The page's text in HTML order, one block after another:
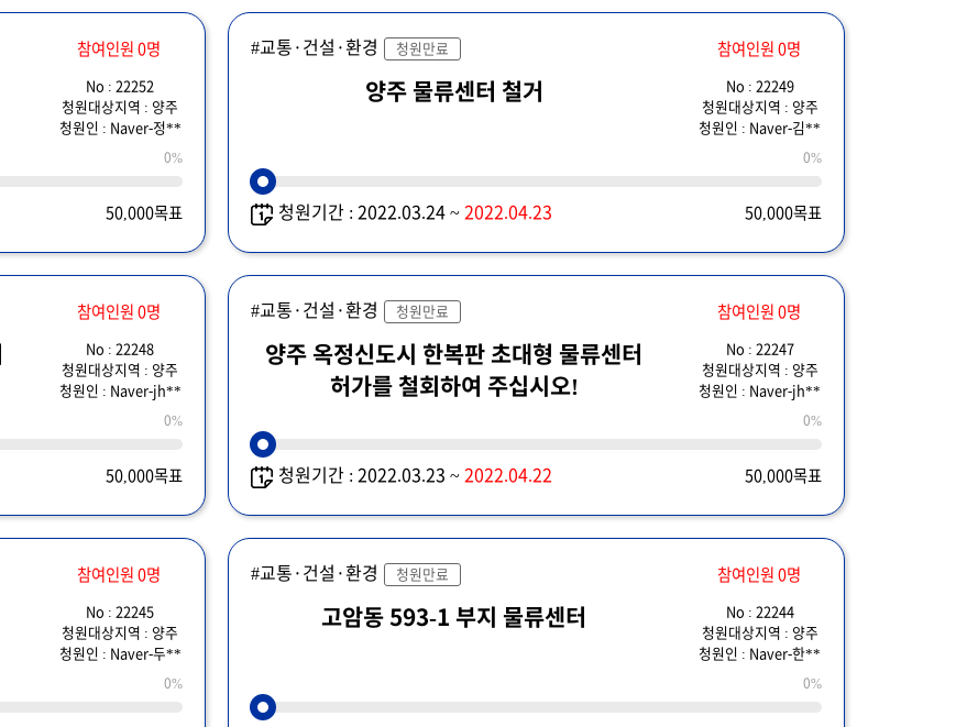
참여인원 0명
No : 22252
청원대상지역 : 양주
청원인 : Naver-정**
0%
50,000목표
#교통·건설·환경 청원만료 참여인원 0명
양주 물류센터 철거
No : 22249
청원대상지역 : 양주
청원인 : Naver-김**
0%
청원기간 : 2022.03.24 ~ 2022.04.23 50,000목표
참여인원 0명
No : 22248
청원대상지역 : 양주
청원인 : Naver-jh**
0%
50,000목표
#교통·건설·환경 청원만료 참여인원 0명
양주 옥정신도시 한복판 초대형 물류센터
허가를 철회하여 주십시오!
No : 22247
청원대상지역 : 양주
청원인 : Naver-jh**
0%
청원기간 : 2022.03.23 ~ 2022.04.22 50,000목표
참여인원 0명
No : 22245
청원대상지역 : 양주
청원인 : Naver-두**
0%
#교통·건설·환경 청원만료 참여인원 0명
고암동 593-1 부지 물류센터
No : 22244
청원대상지역 : 양주
청원인 : Naver-한**
0%